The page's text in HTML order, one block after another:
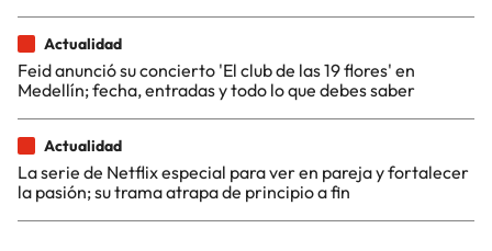
Actualidad
Feid anunció su concierto 'El club de las 19 flores' en
Medellín; fecha, entradas y todo lo que debes saber
Actualidad
La serie de Netflix especial para ver en pareja y fortalecer
la pasión; su trama atrapa de principio a fin